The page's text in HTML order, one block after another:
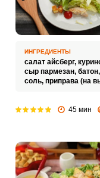
ИНГРЕДИЕНТЫ
салат айсберг,
сыр пармезан, батон,
соль, приправа (на
45 мин